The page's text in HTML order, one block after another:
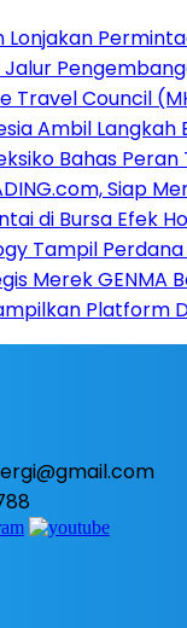
Jalur
Travel Council
Ambil Langkah
Bahas
Siap
di Bursa Efek
Tampil
Merek GENMA
Platform